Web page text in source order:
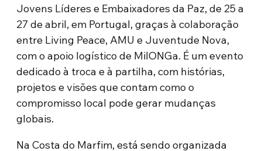
Jovens Líderes e Embaixadores da Paz, de 25 a
27 de abril, em Portugal, graças à colaboração
entre Living Peace, AMU e Juventude Nova,
com o apoio logístico de MilONGa. É um evento
dedicado à troca e à partilha, com histórias,
projetos e visões que contam como o
compromisso local pode gerar mudanças
globais.
Na Costa do Marfim, está sendo organizada